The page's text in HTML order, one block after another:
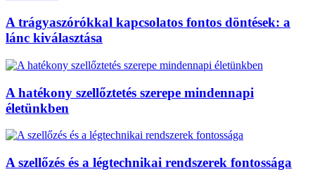
A trágyaszórókkal kapcsolatos fontos döntések: a
lánc kiválasztása
A hatékony szellőztetés szerepe mindennapi
életünkben
A szellőzés és a légtechnikai rendszerek fontossága